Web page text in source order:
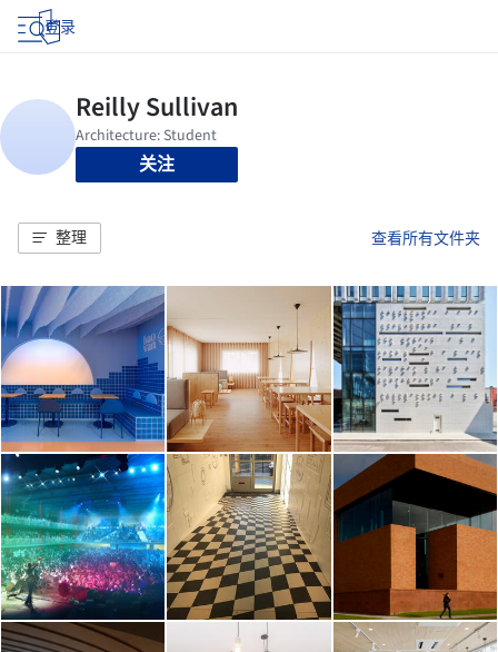
登录
关注
整理 查看所有文件夹